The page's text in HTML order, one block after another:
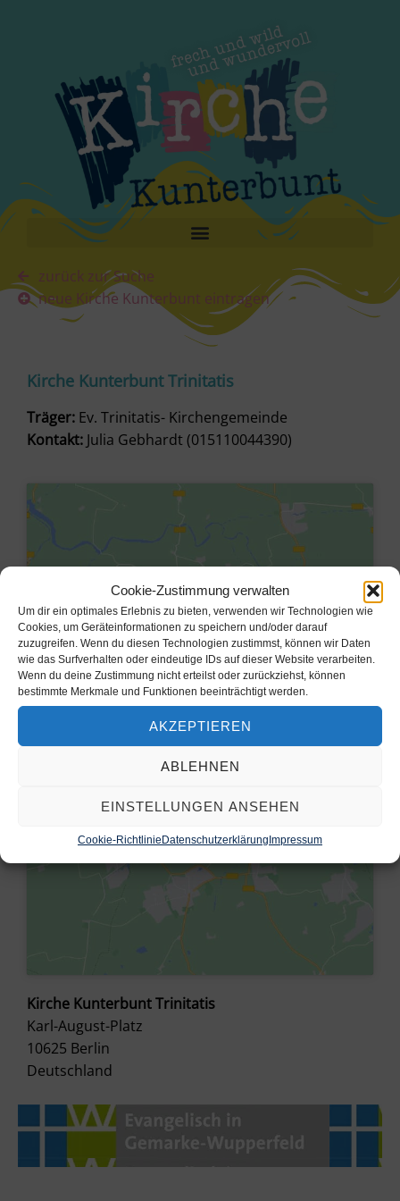
Cookie-Zustimmung verwalten
Um dir ein optimales Erlebnis zu bieten, verwenden wir Technologien wie
Cookies, um Geräteinformationen zu speichern und/oder darauf
zuzugreifen. Wenn du diesen Technologien zustimmst, können wir Daten
wie das Surfverhalten oder eindeutige IDs auf dieser Website verarbeiten.
Wenn du deine Zustimmung nicht erteilst oder zurückziehst, können
bestimmte Merkmale und Funktionen beeinträchtigt werden.
AKZEPTIEREN
ABLEHNEN
EINSTELLUNGEN ANSEHEN
Cookie-Richtlinie Datenschutzerklärung Impressum
zurück zur Suche
neue Kirche Kunterbunt eintragen
Kirche Kunterbunt Trinitatis
Träger: Ev. Trinitatis- Kirchengemeinde
Kontakt: Julia Gebhardt (015110044390)
Klicke hier, um Marketing-Cookies
zu akzeptieren und diesen Inhalt zu
aktivieren
Kirche Kunterbunt Trinitatis
Karl-August-Platz
10625 Berlin
Deutschland